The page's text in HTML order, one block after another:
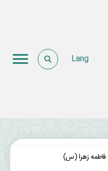
Lang
فاطمه زهرا (س)